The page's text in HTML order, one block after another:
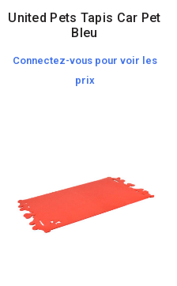
United Pets Tapis Car Pet
Bleu
Connectez-vous pour voir les
prix